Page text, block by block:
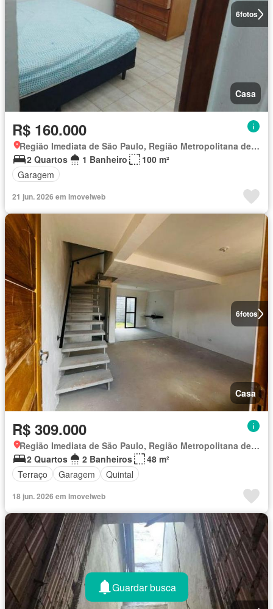
6fotos
Casa
R$ 160.000
Região Imediata de São Paulo, Região Metropolitana de São Paulo
2 Quartos
1 Banheiro
100 m²
Garagem
21 jun. 2026 em Imovelweb
6fotos
Casa
R$ 309.000
Região Imediata de São Paulo, Região Metropolitana de São Paulo
2 Quartos
2 Banheiros
48 m²
Terraço
Garagem Quintal
18 jun. 2026 em Imovelweb
Guardar busca